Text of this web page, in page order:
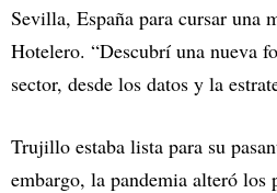
Sevilla, España para cursar una
Hotelero. “Descubrí una nueva
sector, desde los datos y la
Trujillo estaba lista para su
embargo, la pandemia alteró los